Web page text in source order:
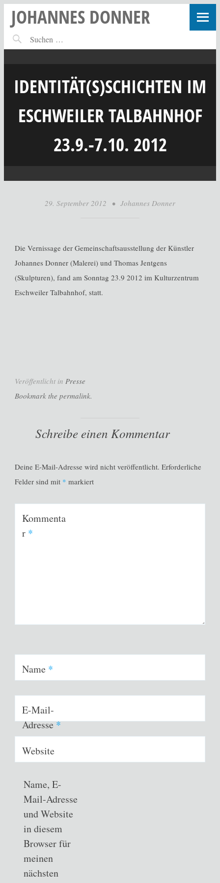
JOHANNES DONNER
IDENTITÄT(S)SCHICHTEN IM
ESCHWEILER TALBAHNHOF
23.9.-7.10. 2012
29. September 2012 • Johannes Donner
Die Vernissage der Gemeinschaftsausstellung der Künstler
Johannes Donner (Malerei) und Thomas Jentgens
(Skulpturen), fand am Sonntag 23.9 2012 im Kulturzentrum
Eschweiler Talbahnhof, statt.
Veröffentlicht in Presse
Bookmark the permalink.
Schreibe einen Kommentar
Deine E-Mail-Adresse wird nicht veröffentlicht. Erforderliche
Felder sind mit * markiert
Kommenta
r *
Name *
E-Mail-
Adresse*
Website
Name, E-
Mail-Adresse
und Website
in diesem
Browser für
meinen
nächsten